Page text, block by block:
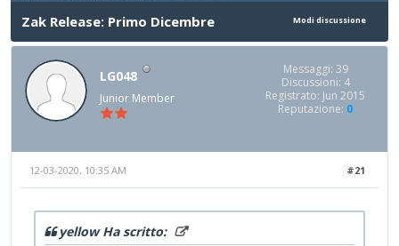
Modi discussione
Zak Release: Primo Dicembre
LG048
Junior Member
Messaggi: 39
Discussioni: 4
Registrato: Jun 2015
Reputazione: 0
#21
12-03-2020, 10:35 AM
yellow Ha scritto: